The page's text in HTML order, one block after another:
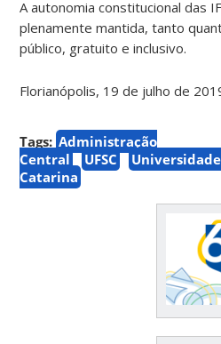
A autonomia constitucional das
plenamente mantida, tanto
público, gratuito e inclusivo.
Florianópolis, 19 de julho de
Tags: Administração
Central
UFSC
Catarina